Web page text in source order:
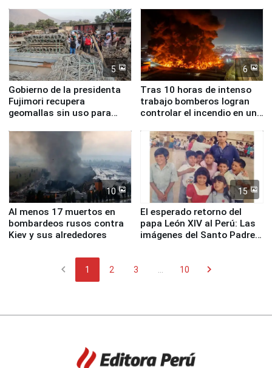
5
Gobierno de la presidenta
Fujimori recupera
geomallas sin uso para
Fenómeno El Niño
6
Tras 10 horas de intenso
trabajo bomberos logran
controlar el incendio en una
de Chile
10
Al menos 17 muertos en
bombardeos rusos contra
Kiev y sus alrededores
15
El esperado retorno del
papa León XIV al Perú: Las
imágenes del Santo Padre
chevron_left 1 2 3 10 chevron_right